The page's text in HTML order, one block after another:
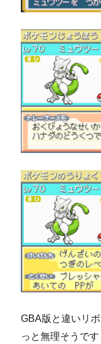
GBA版と違いリ
っと無理そうで